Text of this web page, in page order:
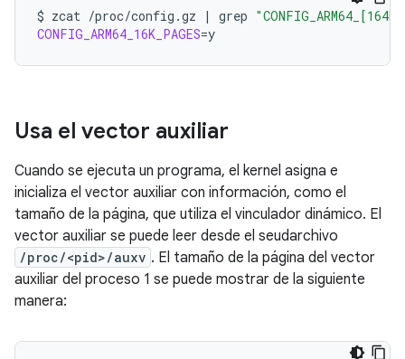
$ zcat /proc/config.gz | grep
CONFIG_ARM64_16K_PAGES=
Usa el vector auxiliar
Cuando se ejecuta un programa, el kernel asigna e
inicializa el vector auxiliar con información, como el
tamaño de la página, que utiliza el vinculador dinámico. El
vector auxiliar se puede leer desde el seudarchivo
/proc/<pid>/auxv . El tamaño de la página del vector
auxiliar del proceso 1 se puede mostrar de la siguiente
manera: